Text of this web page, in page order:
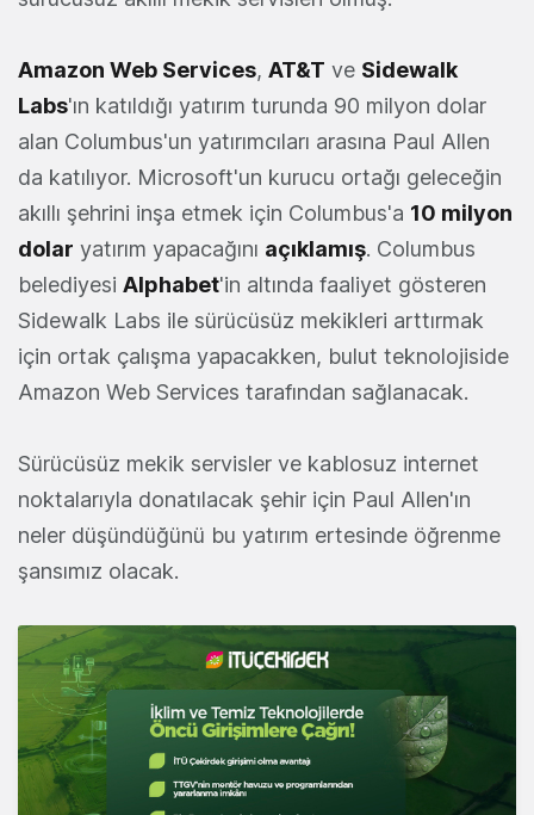
Amazon Web Services, AT&T ve Sidewalk
Labs'ın katıldığı yatırım turunda 90 milyon dolar
alan Columbus'un yatırımcıları arasına Paul Allen
da katılıyor. Microsoft'un kurucu ortağı geleceğin
akıllı şehrini inşa etmek için Columbus'a 10 milyon
dolar yatırım yapacağını açıklamış. Columbus
belediyesi Alphabet'in altında faaliyet gösteren
Sidewalk Labs ile sürücüsüz mekikleri arttırmak
için ortak çalışma yapacakken, bulut teknolojiside
Amazon Web Services tarafından sağlanacak.
Sürücüsüz mekik servisler ve kablosuz internet
noktalarıyla donatılacak şehir için Paul Allen'ın
neler düşündüğünü bu yatırım ertesinde öğrenme
şansımız olacak.